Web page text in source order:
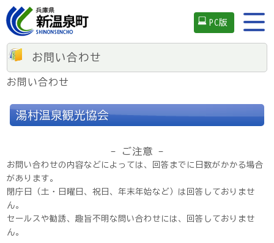
PC版
お問い合わせ
お問い合わせ
湯村温泉観光協会
- ご注意 -
お問い合わせの内容などによっては、回答までに日数がかかる場合
があります。
閉庁日（土・日曜日、祝日、年末年始など）は回答しておりませ
ん。
セールスや勧誘、趣旨不明な問い合わせには、回答しておりませ
ん。